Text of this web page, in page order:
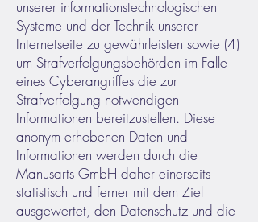
unserer informationstechnologischen
Systeme und der Technik unserer
Internetseite zu gewährleisten sowie (4)
um Strafverfolgungsbehörden im Falle
eines Cyberangriffes die zur
Strafverfolgung notwendigen
Informationen bereitzustellen. Diese
anonym erhobenen Daten und
Informationen werden durch die
Manusarts GmbH daher einerseits
statistisch und ferner mit dem Ziel
ausgewertet, den Datenschutz und die